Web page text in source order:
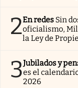
2En redes Sin
oficialismo,
la Ley de
3Jubilados y
es el
2026